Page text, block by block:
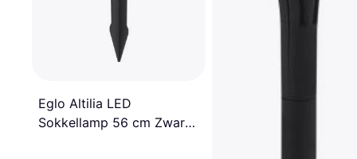
Eglo Altilia LED
Sokkellamp 56 cm Zwart